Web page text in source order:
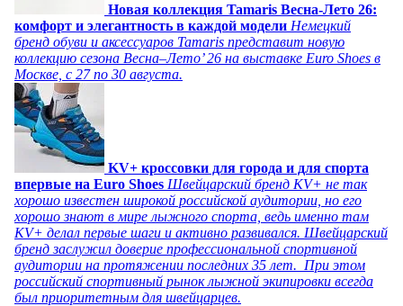
Новая коллекция Tamaris Весна-Лето 26:
комфорт и элегантность в каждой модели Немецкий
бренд обуви и аксессуаров Tamaris представит новую
коллекцию сезона Весна–Лето’ 26 на выставке Euro Shoes в
Москве, с 27 по 30 августа.
KV+ кроссовки для города и для спорта
впервые на Euro Shoes Швейцарский бренд KV+ не так
хорошо известен широкой российской аудитории, но его
хорошо знают в мире лыжного спорта, ведь именно там
KV+ делал первые шаги и активно развивался. Швейцарский
бренд заслужил доверие профессиональной спортивной
аудитории на протяжении последних 35 лет. При этом
российский спортивный рынок лыжной экипировки всегда
был приоритетным для швейцарцев.